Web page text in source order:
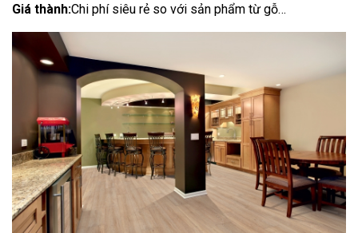
Giá thành:Chi phí siêu rẻ so với sản phẩm từ gỗ…